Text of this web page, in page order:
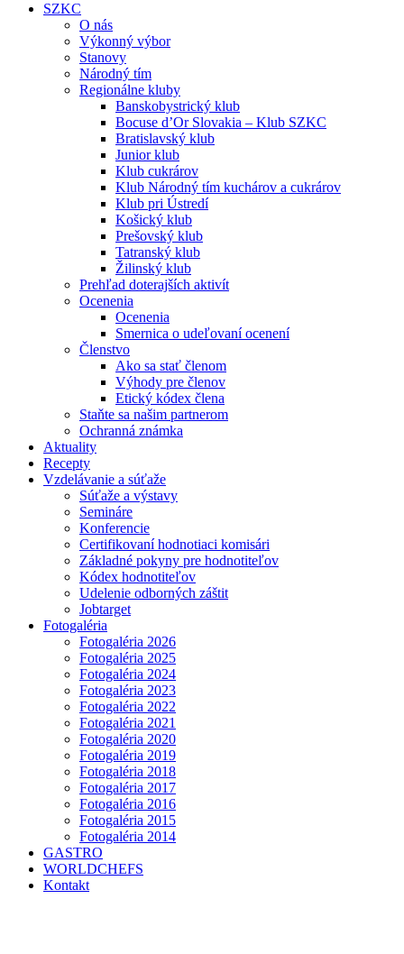
SZKC
O nás
Výkonný výbor
Stanovy
Národný tím
Regionálne kluby
Banskobystrický klub
Bocuse d’Or Slovakia – Klub SZKC
Bratislavský klub
Junior klub
Klub cukrárov
Klub Národný tím kuchárov a cukrárov
Klub pri Ústredí
Košický klub
Prešovský klub
Tatranský klub
Žilinský klub
Prehľad doterajších aktivít
Ocenenia
Ocenenia
Smernica o udeľovaní ocenení
Členstvo
Ako sa stať členom
Výhody pre členov
Etický kódex člena
Staňte sa našim partnerom
Ochranná známka
Aktuality
Recepty
Vzdelávanie a súťaže
Súťaže a výstavy
Semináre
Konferencie
Certifikovaní hodnotiaci komisári
Základné pokyny pre hodnotiteľov
Kódex hodnotiteľov
Udelenie odborných záštit
Jobtarget
Fotogaléria
Fotogaléria 2026
Fotogaléria 2025
Fotogaléria 2024
Fotogaléria 2023
Fotogaléria 2022
Fotogaléria 2021
Fotogaléria 2020
Fotogaléria 2019
Fotogaléria 2018
Fotogaléria 2017
Fotogaléria 2016
Fotogaléria 2015
Fotogaléria 2014
GASTRO
WORLDCHEFS
Kontakt